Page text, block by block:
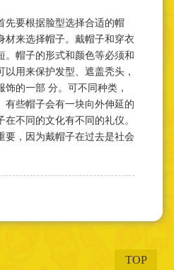
先要根据脸型选择合适的帽
材来选择帽子。戴帽子和穿衣
。帽子的形式和颜色等必须和
以用来保护发型、遮盖秃头，
的一部 分。可不同种类，
有些帽子会有一块向外伸延的
不同的文化有不同的礼仪。
要，因为戴帽子在过去是社会
TOP